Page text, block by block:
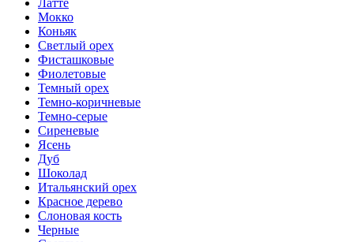
Латте
Мокко
Коньяк
Светлый орех
Фисташковые
Фиолетовые
Темный орех
Темно-коричневые
Темно-серые
Сиреневые
Ясень
Дуб
Шоколад
Итальянский орех
Красное дерево
Слоновая кость
Черные